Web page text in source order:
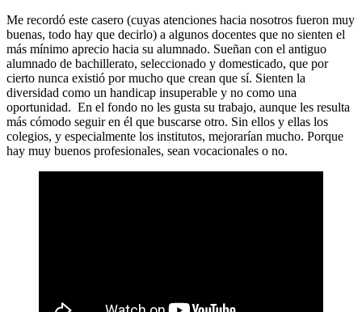
Me recordó este casero (cuyas atenciones hacia nosotros fueron muy
buenas, todo hay que decirlo) a algunos docentes que no sienten el
más mínimo aprecio hacia su alumnado. Sueñan con el antiguo
alumnado de bachillerato, seleccionado y domesticado, que por
cierto nunca existió por mucho que crean que sí. Sienten la
diversidad como un handicap insuperable y no como una
oportunidad. En el fondo no les gusta su trabajo, aunque les resulta
más cómodo seguir en él que buscarse otro. Sin ellos y ellas los
colegios, y especialmente los institutos, mejorarían mucho. Porque
hay muy buenos profesionales, sean vocacionales o no.